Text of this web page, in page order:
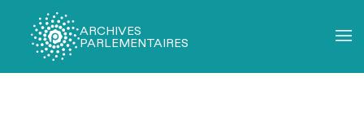
ARCHIVES
PARLEMENTAIRES